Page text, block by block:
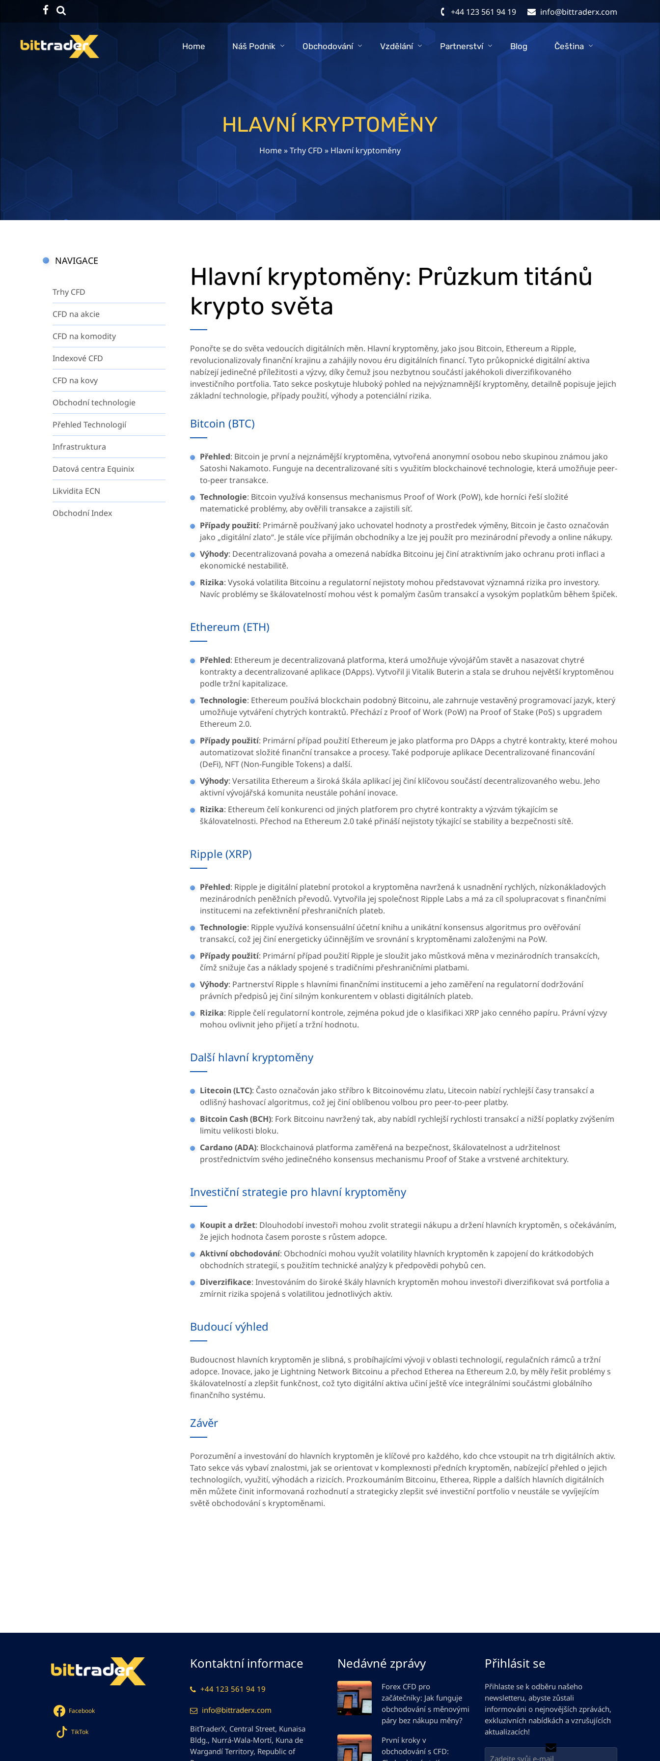
Facebook
TikTok +44 123 561 94 19 info@bittraderx.com
Home Náš Podnik Obchodování Vzdělání Partnerství Blog Čeština
HLAVNÍ KRYPTOMĚNY
Home»Trhy CFD » Hlavní kryptoměny
NAVIGACE
Trhy CFD
CFD na akcie
CFD na komodity
Indexové CFD
CFD na kovy
Obchodní technologie
Přehled Technologií
Infrastruktura
Datová centra Equinix
Likvidita ECN
Obchodní Index
Hlavní kryptoměny: Průzkum titánů
krypto světa
Ponořte se do světa vedoucích digitálních měn. Hlavní kryptoměny, jako jsou Bitcoin, Ethereum a Ripple,
revolucionalizovaly finanční krajinu a zahájily novou éru digitálních financí. Tyto průkopnické digitální aktiva
nabízejí jedinečné příležitosti a výzvy, díky čemuž jsou nezbytnou součástí jakéhokoli diverzifikovaného
investičního portfolia. Tato sekce poskytuje hluboký pohled na nejvýznamnější kryptoměny, detailně popisuje jejich
základní technologie, případy použití, výhody a potenciální rizika.
Bitcoin (BTC)
Přehled: Bitcoin je první a nejznámější kryptoměna, vytvořená anonymní osobou nebo skupinou známou jako
Satoshi Nakamoto. Funguje na decentralizované síti s využitím blockchainové technologie, která umožňuje peer-
to-peer transakce.
Technologie: Bitcoin využívá konsensus mechanismus Proof of Work (PoW), kde horníci řeší složité
matematické problémy, aby ověřili transakce a zajistili síť.
Případy použití: Primárně používaný jako uchovatel hodnoty a prostředek výměny, Bitcoin je často označován
jako „digitální zlato“. Je stále více přijímán obchodníky a lze jej použít pro mezinárodní převody a online nákupy.
Výhody: Decentralizovaná povaha a omezená nabídka Bitcoinu jej činí atraktivním jako ochranu proti inflaci a
ekonomické nestabilitě.
Rizika: Vysoká volatilita Bitcoinu a regulatorní nejistoty mohou představovat významná rizika pro investory.
Navíc problémy se škálovatelností mohou vést k pomalým časům transakcí a vysokým poplatkům během špiček.
Ethereum (ETH)
Přehled: Ethereum je decentralizovaná platforma, která umožňuje vývojářům stavět a nasazovat chytré
kontrakty a decentralizované aplikace (DApps). Vytvořil ji Vitalik Buterin a stala se druhou největší kryptoměnou
podle tržní kapitalizace.
Technologie: Ethereum používá blockchain podobný Bitcoinu, ale zahrnuje vestavěný programovací jazyk, který
umožňuje vytváření chytrých kontraktů. Přechází z Proof of Work (PoW) na Proof of Stake (PoS) s upgradem
Ethereum 2.0.
Případy použití: Primární případ použití Ethereum je jako platforma pro DApps a chytré kontrakty, které mohou
automatizovat složité finanční transakce a procesy. Také podporuje aplikace Decentralizované financování
(DeFi), NFT (Non-Fungible Tokens) a další.
Výhody: Versatilita Ethereum a široká škála aplikací jej činí klíčovou součástí decentralizovaného webu. Jeho
aktivní vývojářská komunita neustále pohání inovace.
Rizika: Ethereum čelí konkurenci od jiných platforem pro chytré kontrakty a výzvám týkajícím se
škálovatelnosti. Přechod na Ethereum 2.0 také přináší nejistoty týkající se stability a bezpečnosti sítě.
Ripple (XRP)
Přehled: Ripple je digitální platební protokol a kryptoměna navržená k usnadnění rychlých, nízkonákladových
mezinárodních peněžních převodů. Vytvořila jej společnost Ripple Labs a má za cíl spolupracovat s finančními
institucemi na zefektivnění přeshraničních plateb.
Technologie: Ripple využívá konsensuální účetní knihu a unikátní konsensus algoritmus pro ověřování
transakcí, což jej činí energeticky účinnějším ve srovnání s kryptoměnami založenými na PoW.
Případy použití: Primární případ použití Ripple je sloužit jako můstková měna v mezinárodních transakcích,
čímž snižuje čas a náklady spojené s tradičními přeshraničními platbami.
Výhody: Partnerství Ripple s hlavními finančními institucemi a jeho zaměření na regulatorní dodržování
právních předpisů jej činí silným konkurentem v oblasti digitálních plateb.
Rizika: Ripple čelí regulatorní kontrole, zejména pokud jde o klasifikaci XRP jako cenného papíru. Právní výzvy
mohou ovlivnit jeho přijetí a tržní hodnotu.
Další hlavní kryptoměny
Litecoin (LTC): Často označován jako stříbro k Bitcoinovému zlatu, Litecoin nabízí rychlejší časy transakcí a
odlišný hashovací algoritmus, což jej činí oblíbenou volbou pro peer-to-peer platby.
Bitcoin Cash (BCH): Fork Bitcoinu navržený tak, aby nabídl rychlejší rychlosti transakcí a nižší poplatky zvýšením
limitu velikosti bloku.
Cardano (ADA): Blockchainová platforma zaměřená na bezpečnost, škálovatelnost a udržitelnost
prostřednictvím svého jedinečného konsensus mechanismu Proof of Stake a vrstvené architektury.
Investiční strategie pro hlavní kryptoměny
Koupit a držet: Dlouhodobí investoři mohou zvolit strategii nákupu a držení hlavních kryptoměn, s očekáváním,
že jejich hodnota časem poroste s růstem adopce.
Aktivní obchodování: Obchodníci mohou využít volatility hlavních kryptoměn k zapojení do krátkodobých
obchodních strategií, s použitím technické analýzy k předpovědi pohybů cen.
Diverzifikace: Investováním do široké škály hlavních kryptoměn mohou investoři diverzifikovat svá portfolia a
zmírnit rizika spojená s volatilitou jednotlivých aktiv.
Budoucí výhled
Budoucnost hlavních kryptoměn je slibná, s probíhajícími vývoji v oblasti technologií, regulačních rámců a tržní
adopce. Inovace, jako je Lightning Network Bitcoinu a přechod Etherea na Ethereum 2.0, by měly řešit problémy s
škálovatelností a zlepšit funkčnost, což tyto digitální aktiva učiní ještě více integrálními součástmi globálního
finančního systému.
Závěr
Porozumění a investování do hlavních kryptoměn je klíčové pro každého, kdo chce vstoupit na trh digitálních aktiv.
Tato sekce vás vybaví znalostmi, jak se orientovat v komplexnosti předních kryptoměn, nabízející přehled o jejich
technologiích, využití, výhodách a rizicích. Prozkoumáním Bitcoinu, Etherea, Ripple a dalších hlavních digitálních
měn můžete činit informovaná rozhodnutí a strategicky zlepšit své investiční portfolio v neustále se vyvíjejícím
světě obchodování s kryptoměnami.
Facebook
TikTok
Kontaktní informace
+44 123 561 94 19
info@bittraderx.com
BitTraderX, Central Street, Kunaisa
Bldg., Nurrá-Wala-Mortí, Kuna de
Wargandí Territory, Republic of
Nedávné zprávy
Forex CFD pro
začátečníky: Jak funguje
obchodování s měnovými
páry bez nákupu měny?
První kroky v
obchodování s CFD:
Přihlásit se
Přihlaste se k odběru našeho
newsletteru, abyste zůstali
informováni o nejnovějších zprávách,
exkluzivních nabídkách a vzrušujících
aktualizacích!